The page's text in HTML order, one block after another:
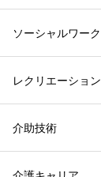
ソーシャルワーク
レクリエーション
介助技術